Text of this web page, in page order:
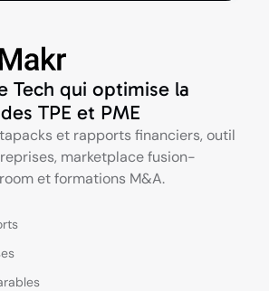
Tech qui optimise la
TPE et PME
et rapports financiers, outil
marketplace fusion-
et formations M&A.